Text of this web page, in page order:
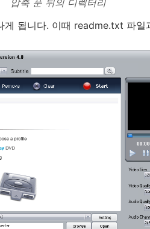
압축 푼 뒤의 디렉터리
됩니다. 이때 readme.txt 파